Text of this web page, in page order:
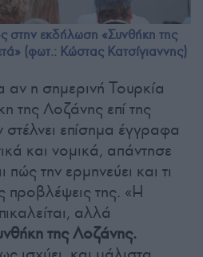
στην εκδήλωση «Συνθήκη της
(φωτ.: Κώστας Κατσίγιαννης)
η σημερινή Τουρκία
της Λοζάνης επί της
επίσημα έγγραφα
και νομικά, απάντησε
πώς την ερμηνεύει και τι
προβλέψεις της. «Η
αλλά
της Λοζάνης.